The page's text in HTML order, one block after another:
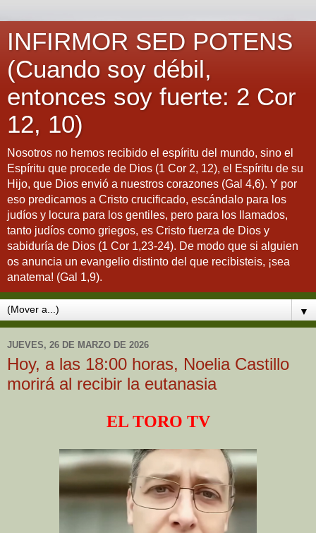
INFIRMOR SED POTENS
(Cuando soy débil,
entonces soy fuerte: 2 Cor
12, 10)
Nosotros no hemos recibido el espíritu del mundo, sino el
Espíritu que procede de Dios (1 Cor 2, 12), el Espíritu de su
Hijo, que Dios envió a nuestros corazones (Gal 4,6). Y por
eso predicamos a Cristo crucificado, escándalo para los
judíos y locura para los gentiles, pero para los llamados,
tanto judíos como griegos, es Cristo fuerza de Dios y
sabiduría de Dios (1 Cor 1,23-24). De modo que si alguien
os anuncia un evangelio distinto del que recibisteis, ¡sea
anatema! (Gal 1,9).
▼
JUEVES, 26 DE MARZO DE 2026
Hoy, a las 18:00 horas, Noelia Castillo
morirá al recibir la eutanasia
EL TORO TV